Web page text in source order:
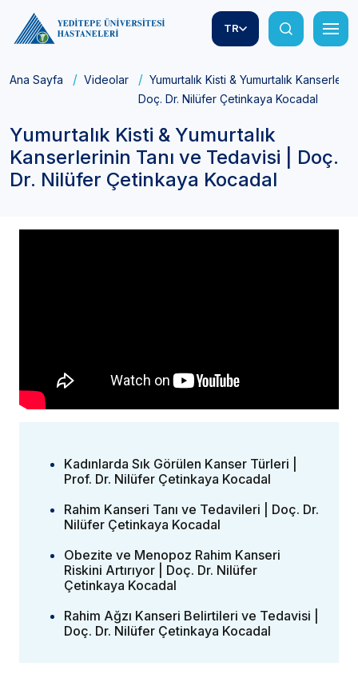
TR
Ana Sayfa Videolar
Yumurtalık Kisti & Yumurtalık
Doç. Dr. Nilüfer Çetinkaya Kocadal
Yumurtalık Kisti & Yumurtalık
Kanserlerinin Tanı ve Tedavisi | Doç.
Dr. Nilüfer Çetinkaya Kocadal
Kadınlarda Sık Görülen Kanser Türleri |
Prof. Dr. Nilüfer Çetinkaya Kocadal
Rahim Kanseri Tanı ve Tedavileri | Doç. Dr.
Nilüfer Çetinkaya Kocadal
Obezite ve Menopoz Rahim Kanseri
Riskini Artırıyor | Doç. Dr. Nilüfer
Çetinkaya Kocadal
Rahim Ağzı Kanseri Belirtileri ve Tedavisi |
Doç. Dr. Nilüfer Çetinkaya Kocadal